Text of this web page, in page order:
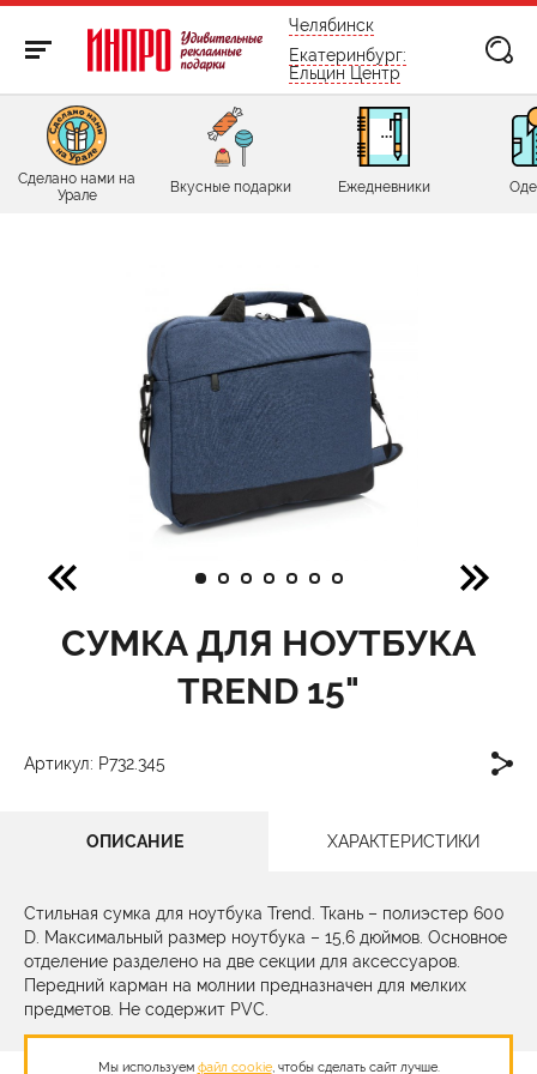
бесплатно по России
Челябинск
Екатеринбург:
Ельцин Центр
Сделано нами на
Урале
Вкусные подарки Ежедневники
СУМКА ДЛЯ НОУТБУКА
TREND 15"
Артикул: P732.345
ОПИСАНИЕ ХАРАКТЕРИСТИКИ
Стильная сумка для ноутбука Trend. Ткань – полиэстер 600
D. Максимальный размер ноутбука – 15,6 дюймов. Основное
отделение разделено на две секции для аксессуаров.
Передний карман на молнии предназначен для мелких
предметов. Не содержит PVC.
Мы используем файл cookie, чтобы сделать сайт лучше.